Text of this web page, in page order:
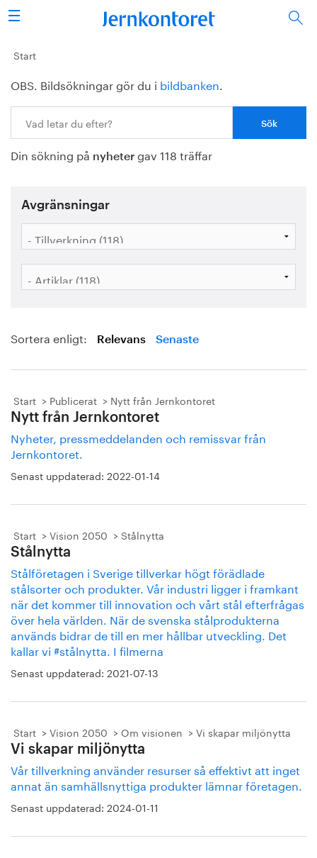
Sök
Stålindustrin
Vision 2050
Forskning/utbildning
Energi/miljö
Vi tycker
Bildbank
Start
OBS. Bildsökningar gör du i bildbanken.
Din sökning på nyheter gav 118 träffar
Avgränsningar
Sortera enligt: Relevans Senaste
Start Publicerat Nytt från Jernkontoret
Nytt från Jernkontoret
Nyheter, pressmeddelanden och remissvar från
Jernkontoret.
Senast uppdaterad: 2022-01-14
Start Vision 2050 Stålnytta
Stålnytta
Stålföretagen i Sverige tillverkar högt förädlade
stålsorter och produkter. Vår industri ligger i framkant
när det kommer till innovation och vårt stål efterfrågas
över hela världen. När de svenska stålprodukterna
används bidrar de till en mer hållbar utveckling. Det
kallar vi #stålnytta. I filmerna
Senast uppdaterad: 2021-07-13
Start Vision 2050 Om visionen Vi skapar miljönytta
Vi skapar miljönytta
Vår tillverkning använder resurser så effektivt att inget
annat än samhällsnyttiga produkter lämnar företagen.
Senast uppdaterad: 2024-01-11